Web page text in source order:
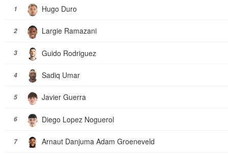
1
Hugo Duro
2 Largie Ramazani
3 Guido Rodriguez
4 Sadiq Umar
5 Javier Guerra
6 Diego Lopez Noguerol
7 Arnaut Danjuma Adam Groeneveld